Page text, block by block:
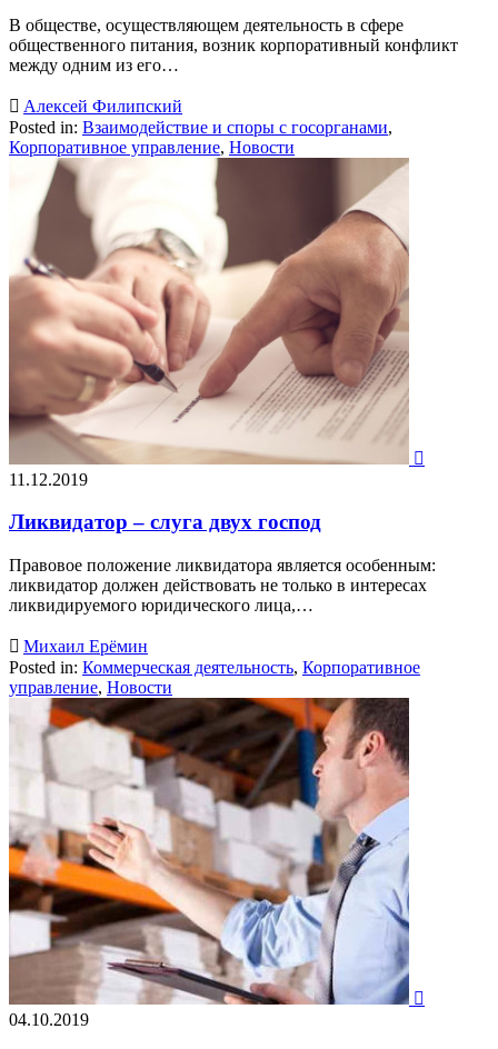
В обществе, осуществляющем деятельность в сфере
общественного питания, возник корпоративный конфликт
между одним из его…
 Алексей Филипский
Posted in: Взаимодействие и споры с госорганами,
Корпоративное управление, Новости

11.12.2019
Ликвидатор – слуга двух господ
Правовое положение ликвидатора является особенным:
ликвидатор должен действовать не только в интересах
ликвидируемого юридического лица,…
 Михаил Ерёмин
Posted in: Коммерческая деятельность, Корпоративное
управление, Новости

04.10.2019